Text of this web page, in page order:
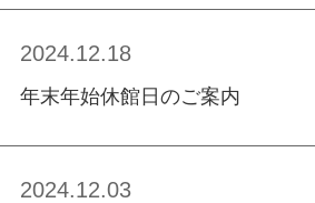
2024.12.18
年末年始休館日のご案内
2024.12.03